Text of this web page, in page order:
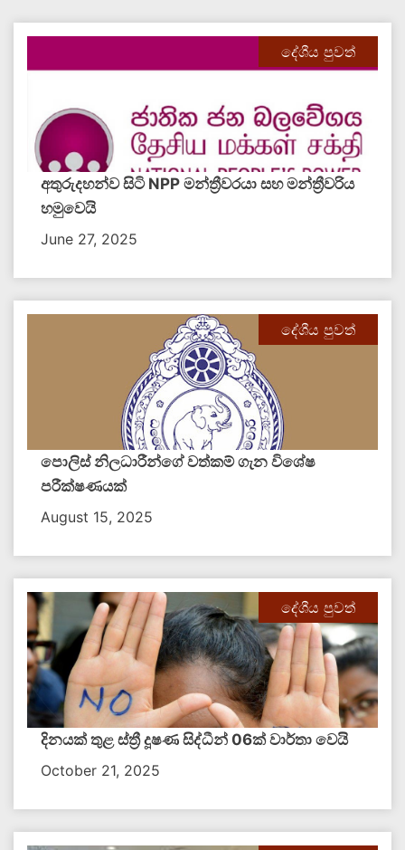
දේශීය පුවත්
අතුරුදහන්ව සිටි NPP මන්ත්‍රීවරයා සහ මන්ත්‍රීවරිය
හමුවෙයි
June 27, 2025
දේශීය පුවත්
පොලිස් නිලධාරීන්ගේ වත්කම් ගැන විශේෂ
පරීක්ෂණයක්
August 15, 2025
දේශීය පුවත්
දිනයක් තුළ ස්ත්‍රී දූෂණ සිද්ධීන් 06ක් වාර්තා වෙයි
October 21, 2025